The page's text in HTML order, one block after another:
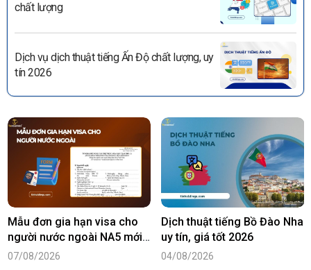
chất lượng
Dịch vụ dịch thuật tiếng Ấn Độ chất lượng, uy
tín 2026
Mẫu đơn gia hạn visa cho
người nước ngoài NA5 mới
nhất năm 2026
07/08/2026
Dịch thuật tiếng Bồ Đào Nha
uy tín, giá tốt 2026
04/08/2026